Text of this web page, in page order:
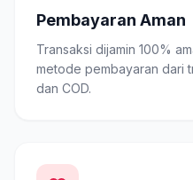
Pembayaran Aman
Transaksi dijamin 100%
metode pembayaran dari
dan COD.